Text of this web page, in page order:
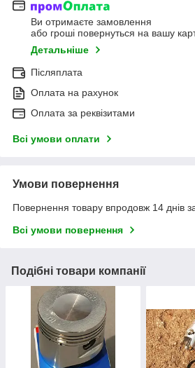
Ви отримаєте замовлення
або гроші повернуться на вашу
Детальніше
Післяплата
Оплата на рахунок
Оплата за реквізитами
Всі умови оплати
Умови повернення
Повернення товару впродовж 14 днів
Всі умови повернення
Подібні товари компанії